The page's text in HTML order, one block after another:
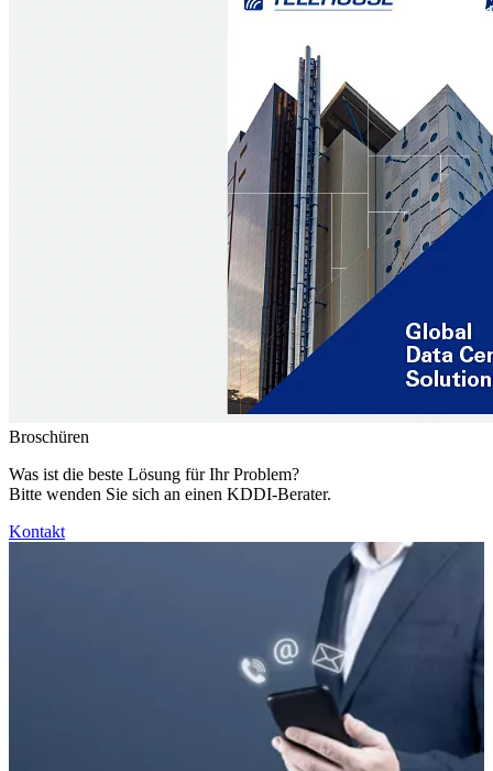
Broschüren
Was ist die beste Lösung für Ihr Problem?
Bitte wenden Sie sich an einen KDDI-Berater.
Kontakt